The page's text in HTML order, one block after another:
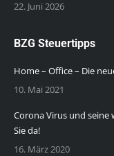
22. Juni 2026
BZG Steuertipps
Home – Office – Die
10. Mai 2021
Corona Virus und
Sie da!
16. März 2020